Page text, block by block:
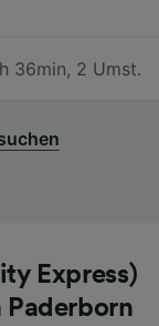
36min, 2 Umst.
Express)
Paderborn